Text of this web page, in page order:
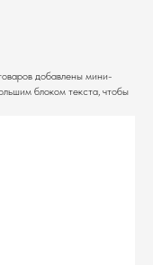
добавлены мини-
блоком текста, чтобы